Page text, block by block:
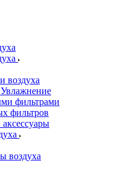
воздуха
фильтрами
фильтров
воздуха